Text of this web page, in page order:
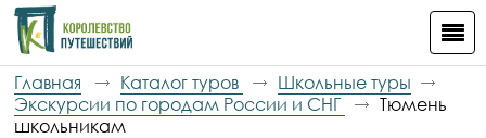
Главная Каталог туров
Школьные туры
Экскурсии по городам России и СНГ
Тюмень
школьникам